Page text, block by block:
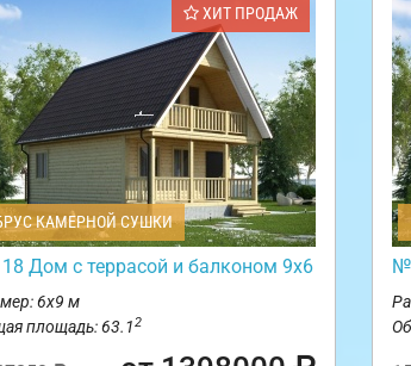
ХИТ ПРОДАЖ
КАМЕРНОЙ СУШКИ
Дом с террасой и балконом 9х6
6х9 м
площадь: 63.12